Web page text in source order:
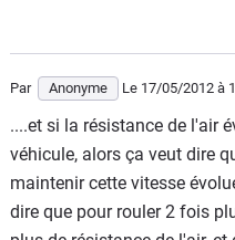
Par Anonyme Le 17/05/2012 à
....et si la résistance de l'air
véhicule, alors ça veut dire
maintenir cette vitesse
dire que pour rouler 2 fois